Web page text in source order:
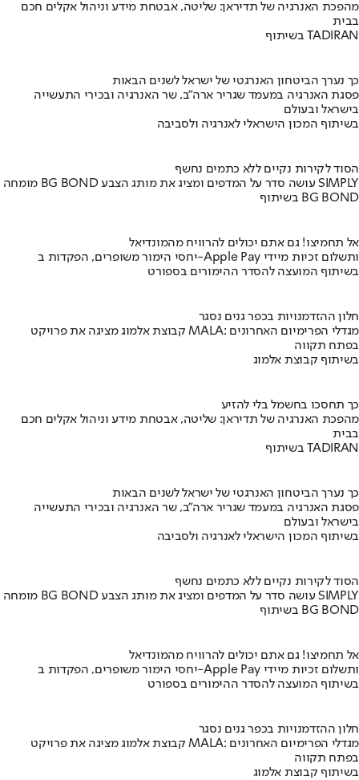
מהפכת האנרגיה של תדיראן: שליטה, אבטחת מידע וניהול אקלים חכם
בבית
בשיתוף TADIRAN
כך נערך הביטחון האנרגטי של ישראל לשנים הבאות
פסגת האנרגיה במעמד שגריר ארה"ב, שר האנרגיה ובכירי התעשייה
בישראל ובעולם
בשיתוף המכון הישראלי לאנרגיה ולסביבה
הסוד לקירות נקיים ללא כתמים נחשף
מומחה BG BOND עושה סדר על המדפים ומציג את מותג הצבע SIMPLY
בשיתוף BG BOND
אל תחמיצו! גם אתם יכולים להרוויח מהמונדיאל
יחסי הימור משופרים, הפקדות ב-Apple Pay ותשלום זכיות מיידי
בשיתוף המועצה להסדר ההימורים בספורט
חלון ההזדמנויות בכפר גנים נסגר
קבוצת אלמוג מציגה את פרויקט MALA: מגדלי הפרימיום האחרונים
בפתח תקווה
בשיתוף קבוצת אלמוג
כך תחסכו בחשמל בלי להזיע
מהפכת האנרגיה של תדיראן: שליטה, אבטחת מידע וניהול אקלים חכם
בבית
בשיתוף TADIRAN
כך נערך הביטחון האנרגטי של ישראל לשנים הבאות
פסגת האנרגיה במעמד שגריר ארה"ב, שר האנרגיה ובכירי התעשייה
בישראל ובעולם
בשיתוף המכון הישראלי לאנרגיה ולסביבה
הסוד לקירות נקיים ללא כתמים נחשף
מומחה BG BOND עושה סדר על המדפים ומציג את מותג הצבע SIMPLY
בשיתוף BG BOND
אל תחמיצו! גם אתם יכולים להרוויח מהמונדיאל
יחסי הימור משופרים, הפקדות ב-Apple Pay ותשלום זכיות מיידי
בשיתוף המועצה להסדר ההימורים בספורט
חלון ההזדמנויות בכפר גנים נסגר
קבוצת אלמוג מציגה את פרויקט MALA: מגדלי הפרימיום האחרונים
בפתח תקווה
בשיתוף קבוצת אלמוג